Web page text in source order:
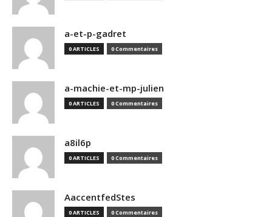
a-et-p-gadret
0 ARTICLES 0 Commentaires
a-machie-et-mp-julien
0 ARTICLES 0 Commentaires
a8il6p
0 ARTICLES 0 Commentaires
AaccentfedStes
0 ARTICLES 0 Commentaires